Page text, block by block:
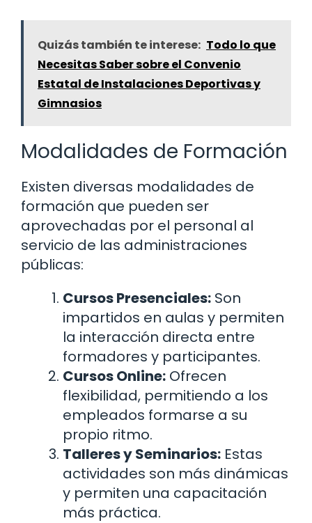
Quizás también te interese: Todo lo que
Necesitas Saber sobre el Convenio
Estatal de Instalaciones Deportivas y
Gimnasios
Modalidades de Formación
Existen diversas modalidades de
formación que pueden ser
aprovechadas por el personal al
servicio de las administraciones
públicas:
Cursos Presenciales: Son
impartidos en aulas y permiten
la interacción directa entre
formadores y participantes.
Cursos Online: Ofrecen
flexibilidad, permitiendo a los
empleados formarse a su
propio ritmo.
Talleres y Seminarios: Estas
actividades son más dinámicas
y permiten una capacitación
más práctica.